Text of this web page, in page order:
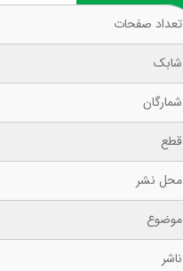
تعداد صفحات
شابک
شمارگان
قطع
محل نشر
موضوع
ناشر